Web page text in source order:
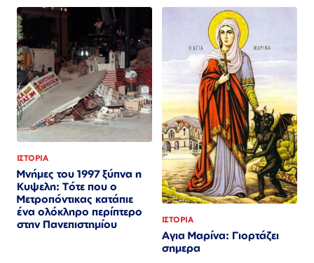
ΙΣΤΟΡΙΑ
Μνήμες του 1997 ξύπνα η
Κυψελη: Τότε που ο
Μετροπόντικας κατάπιε
ένα ολόκληρο περίπτερο
στην Πανεπιστημίου
ΙΣΤΟΡΙΑ
Αγια Μαρίνα: Γιορτάζει
σημερα